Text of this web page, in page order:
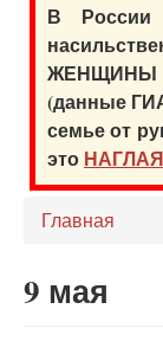
В
ЖЕНЩИНЫ и
(данные
семье от
это
Главная
9 мая